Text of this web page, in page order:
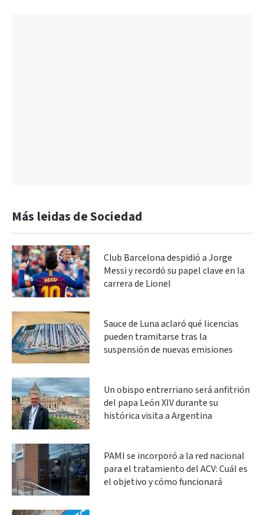
Más leidas de Sociedad
Club Barcelona despidió a Jorge
Messi y recordó su papel clave en la
carrera de Lionel
Sauce de Luna aclaró qué licencias
pueden tramitarse tras la
suspensión de nuevas emisiones
Un obispo entrerriano será anfitrión
del papa León XIV durante su
histórica visita a Argentina
PAMI se incorporó a la red nacional
para el tratamiento del ACV: Cuál es
el objetivo y cómo funcionará